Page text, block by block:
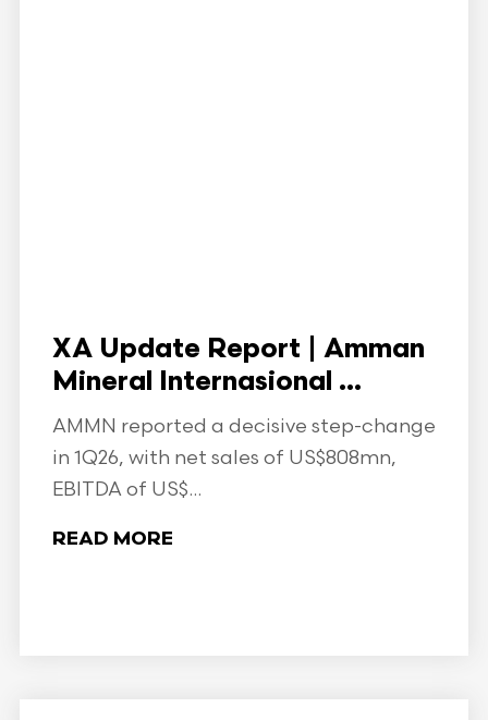
XA Update Report | Amman
Mineral Internasional ...
AMMN reported a decisive step-change
in 1Q26, with net sales of US$808mn,
EBITDA of US$...
READ MORE